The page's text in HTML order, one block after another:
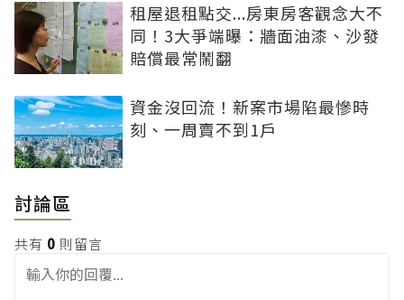
租屋退租點交...房東房客觀念大不
同！3大爭端曝：牆面油漆、沙發
賠償最常鬧翻
資金沒回流！新案市場陷最慘時
刻、一周賣不到1戶
討論區
共有 0 則留言